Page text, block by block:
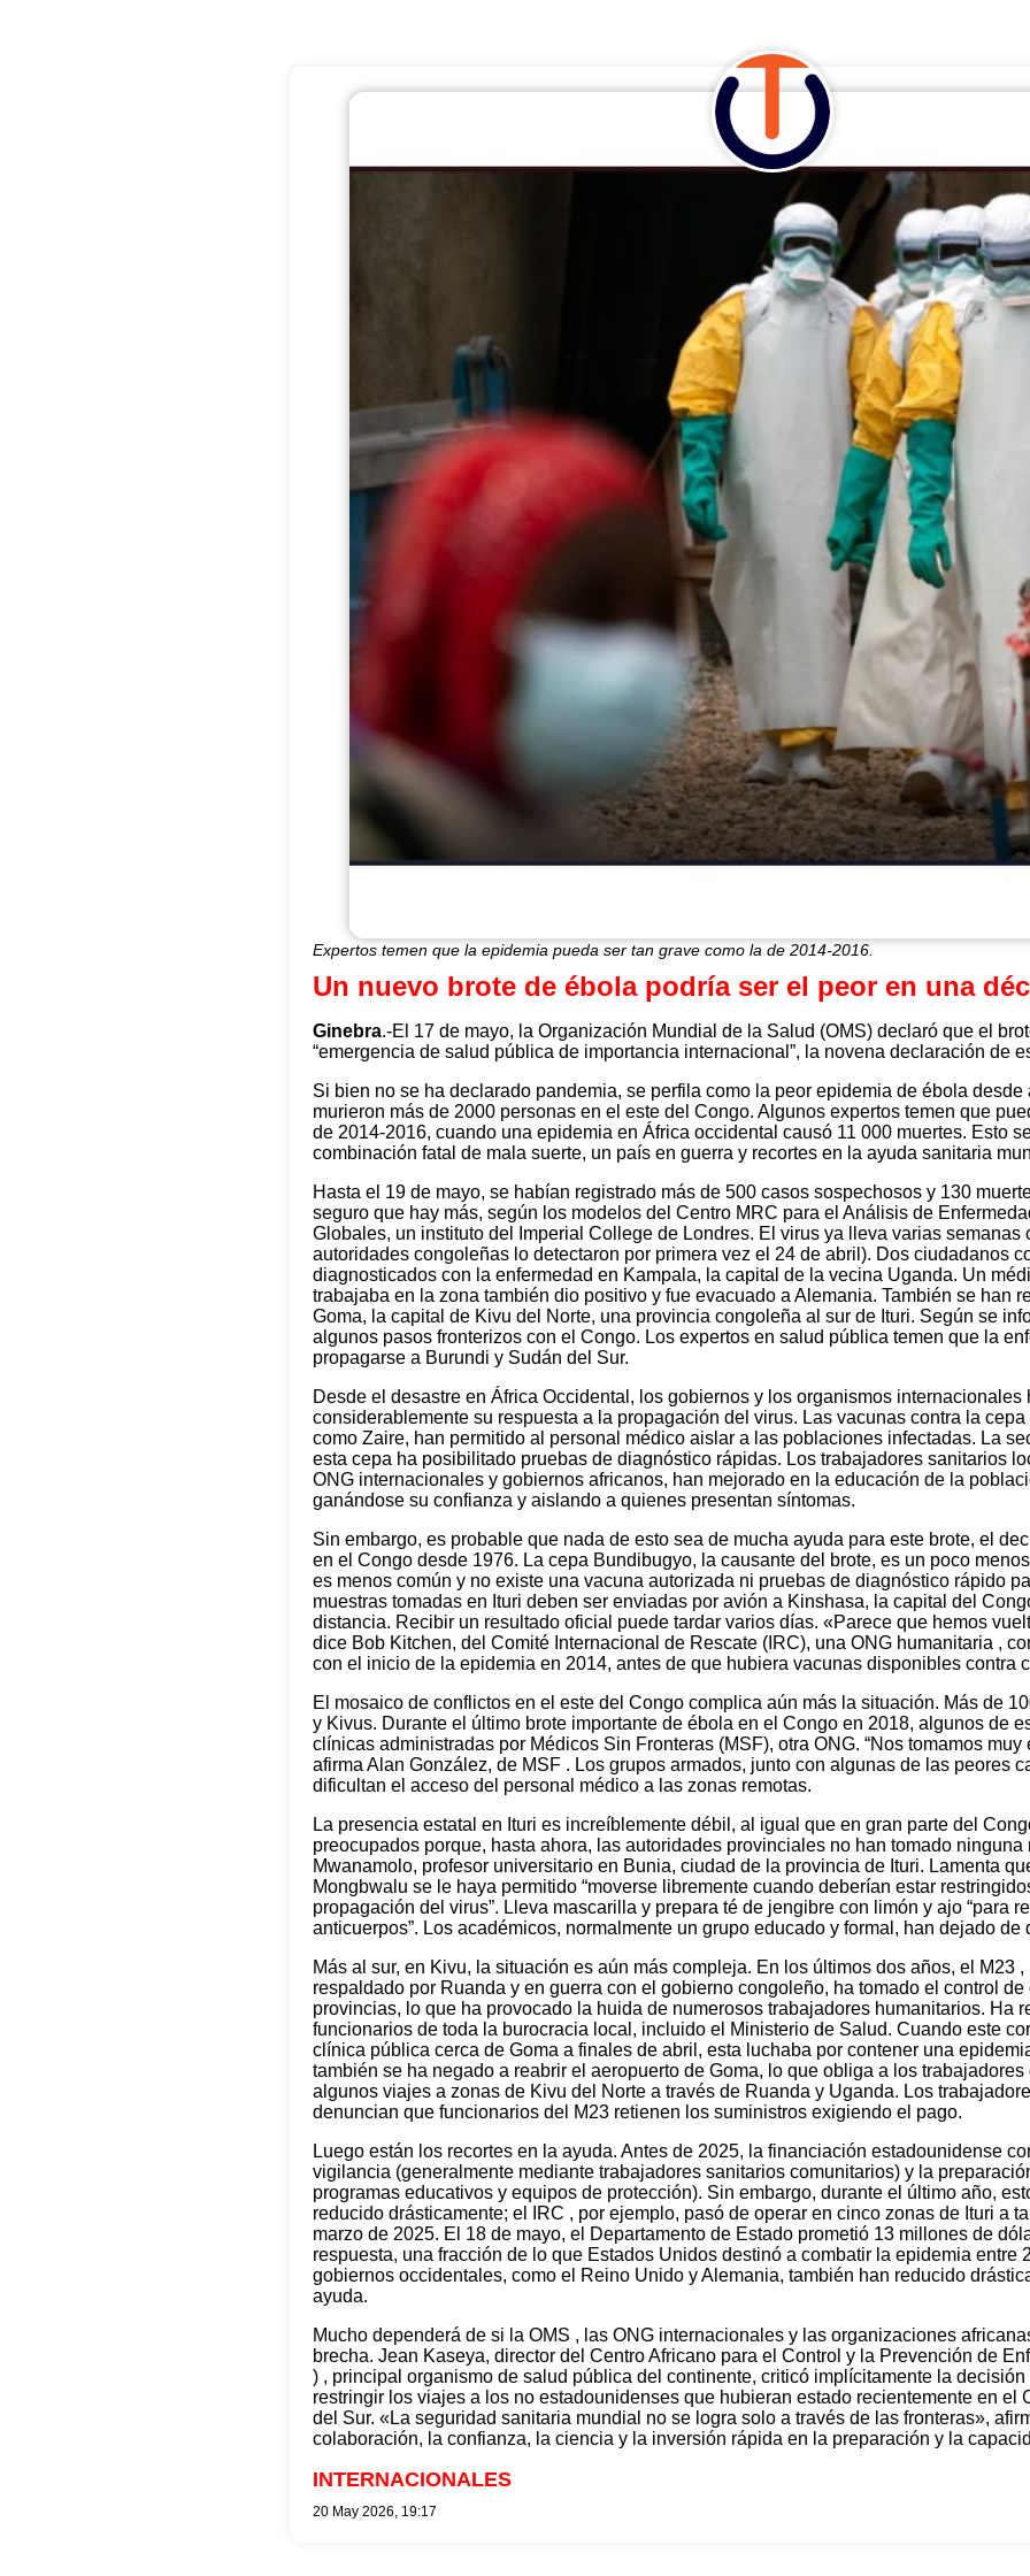
Expertos temen que la epidemia pueda ser tan grave como la de 2014-2016.
Un nuevo brote de ébola podría ser el peor en una
Ginebra.-El 17 de mayo, la Organización Mundial de la Salud (OMS) declaró que el
“emergencia de salud pública de importancia internacional”, la novena declaración de
Si bien no se ha declarado pandemia, se perfila como la peor epidemia de ébola
murieron más de 2000 personas en el este del Congo. Algunos expertos temen que
de 2014-2016, cuando una epidemia en África occidental causó 11 000 muertes. Esto
combinación fatal de mala suerte, un país en guerra y recortes en la ayuda sanitaria
Hasta el 19 de mayo, se habían registrado más de 500 casos sospechosos y 130
seguro que hay más, según los modelos del Centro MRC para el Análisis de
Globales, un instituto del Imperial College de Londres. El virus ya lleva varias semanas
autoridades congoleñas lo detectaron por primera vez el 24 de abril). Dos ciudadanos
diagnosticados con la enfermedad en Kampala, la capital de la vecina Uganda. Un
trabajaba en la zona también dio positivo y fue evacuado a Alemania. También se han
Goma, la capital de Kivu del Norte, una provincia congoleña al sur de Ituri. Según se
algunos pasos fronterizos con el Congo. Los expertos en salud pública temen que la
propagarse a Burundi y Sudán del Sur.
Desde el desastre en África Occidental, los gobiernos y los organismos internacionales
considerablemente su respuesta a la propagación del virus. Las vacunas contra la
como Zaire, han permitido al personal médico aislar a las poblaciones infectadas. La
esta cepa ha posibilitado pruebas de diagnóstico rápidas. Los trabajadores sanitarios
ONG internacionales y gobiernos africanos, han mejorado en la educación de la
ganándose su confianza y aislando a quienes presentan síntomas.
Sin embargo, es probable que nada de esto sea de mucha ayuda para este brote, el
en el Congo desde 1976. La cepa Bundibugyo, la causante del brote, es un poco
es menos común y no existe una vacuna autorizada ni pruebas de diagnóstico rápido
muestras tomadas en Ituri deben ser enviadas por avión a Kinshasa, la capital del
distancia. Recibir un resultado oficial puede tardar varios días. «Parece que hemos
dice Bob Kitchen, del Comité Internacional de Rescate (IRC), una ONG humanitaria ,
con el inicio de la epidemia en 2014, antes de que hubiera vacunas disponibles contra
El mosaico de conflictos en el este del Congo complica aún más la situación. Más de
y Kivus. Durante el último brote importante de ébola en el Congo en 2018, algunos de
clínicas administradas por Médicos Sin Fronteras (MSF), otra ONG. “Nos tomamos muy
afirma Alan González, de MSF . Los grupos armados, junto con algunas de las peores
dificultan el acceso del personal médico a las zonas remotas.
La presencia estatal en Ituri es increíblemente débil, al igual que en gran parte del
preocupados porque, hasta ahora, las autoridades provinciales no han tomado ninguna
Mwanamolo, profesor universitario en Bunia, ciudad de la provincia de Ituri. Lamenta
Mongbwalu se le haya permitido “moverse libremente cuando deberían estar
propagación del virus”. Lleva mascarilla y prepara té de jengibre con limón y ajo “para
anticuerpos”. Los académicos, normalmente un grupo educado y formal, han dejado de
Más al sur, en Kivu, la situación es aún más compleja. En los últimos dos años, el M23
respaldado por Ruanda y en guerra con el gobierno congoleño, ha tomado el control
provincias, lo que ha provocado la huida de numerosos trabajadores humanitarios. Ha
funcionarios de toda la burocracia local, incluido el Ministerio de Salud. Cuando este
clínica pública cerca de Goma a finales de abril, esta luchaba por contener una
también se ha negado a reabrir el aeropuerto de Goma, lo que obliga a los
algunos viajes a zonas de Kivu del Norte a través de Ruanda y Uganda. Los
denuncian que funcionarios del M23 retienen los suministros exigiendo el pago.
Luego están los recortes en la ayuda. Antes de 2025, la financiación estadounidense
vigilancia (generalmente mediante trabajadores sanitarios comunitarios) y la
programas educativos y equipos de protección). Sin embargo, durante el último año,
reducido drásticamente; el IRC , por ejemplo, pasó de operar en cinco zonas de Ituri a
marzo de 2025. El 18 de mayo, el Departamento de Estado prometió 13 millones de
respuesta, una fracción de lo que Estados Unidos destinó a combatir la epidemia entre
gobiernos occidentales, como el Reino Unido y Alemania, también han reducido
ayuda.
Mucho dependerá de si la OMS , las ONG internacionales y las organizaciones
brecha. Jean Kaseya, director del Centro Africano para el Control y la Prevención de
) , principal organismo de salud pública del continente, criticó implícitamente la
restringir los viajes a los no estadounidenses que hubieran estado recientemente en el
del Sur. «La seguridad sanitaria mundial no se logra solo a través de las fronteras»,
colaboración, la confianza, la ciencia y la inversión rápida en la preparación y la
INTERNACIONALES
20 May 2026, 19:17